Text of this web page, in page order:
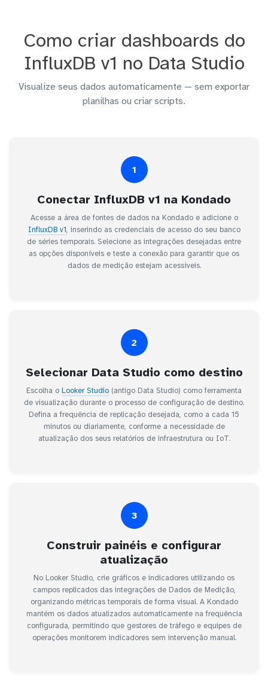
Como criar dashboards do
InfluxDB v1 no Data Studio
Visualize seus dados automaticamente — sem exportar
planilhas ou criar scripts.
1
Conectar InfluxDB v1 na Kondado
Acesse a área de fontes de dados na Kondado e adicione o
InfluxDB v1, inserindo as credenciais de acesso do seu banco
de séries temporais. Selecione as integrações desejadas entre
as opções disponíveis e teste a conexão para garantir que os
dados de medição estejam acessíveis.
2
Selecionar Data Studio como destino
Escolha o Looker Studio (antigo Data Studio) como ferramenta
de visualização durante o processo de configuração de destino.
Defina a frequência de replicação desejada, como a cada 15
minutos ou diariamente, conforme a necessidade de
atualização dos seus relatórios de infraestrutura ou IoT.
3
Construir painéis e configurar
atualização
No Looker Studio, crie gráficos e indicadores utilizando os
campos replicados das integrações de Dados de Medição,
organizando métricas temporais de forma visual. A Kondado
mantém os dados atualizados automaticamente na frequência
configurada, permitindo que gestores de tráfego e equipes de
operações monitorem indicadores sem intervenção manual.